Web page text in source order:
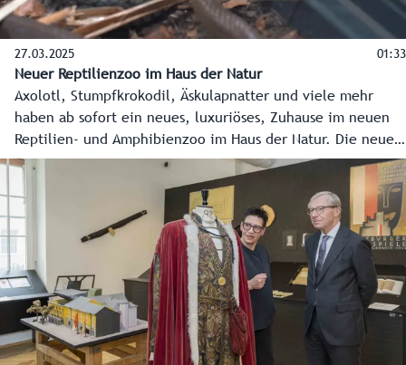
27.03.2025 01:33
Neuer Reptilienzoo im Haus der Natur
Axolotl, Stumpfkrokodil, Äskulapnatter und viele mehr
haben ab sofort ein neues, luxuriöses, Zuhause im neuen
Reptilien- und Amphibienzoo im Haus der Natur. Die neue
Attraktion wurde heute Abend feierlich eröffnet. Ab 28.
März 2025 können alle Besucherinnen und Besucher die
Tiere in ihren neuen Terrarien bestaunen.